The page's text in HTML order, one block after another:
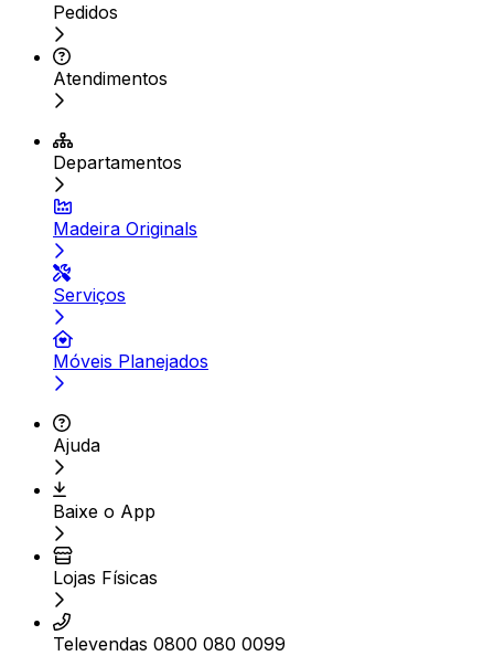
Pedidos
Atendimentos
Departamentos
Madeira Originals
Serviços
Móveis Planejados
Ajuda
Baixe o App
Lojas Físicas
Televendas 0800 080 0099